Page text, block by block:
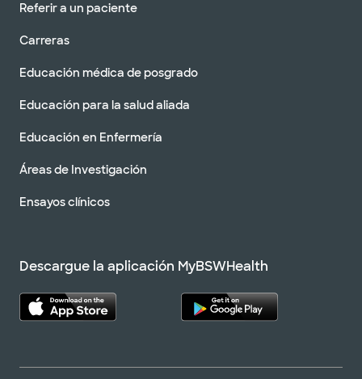
Referir a un paciente
Carreras
Educación médica de posgrado
Educación para la salud aliada
Educación en Enfermería
Áreas de Investigación
Ensayos clínicos
Descargue la aplicación MyBSWHealth